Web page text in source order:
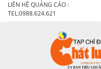
LIÊN HỆ QUẢNG CÁO :
TEL:0988.624.621